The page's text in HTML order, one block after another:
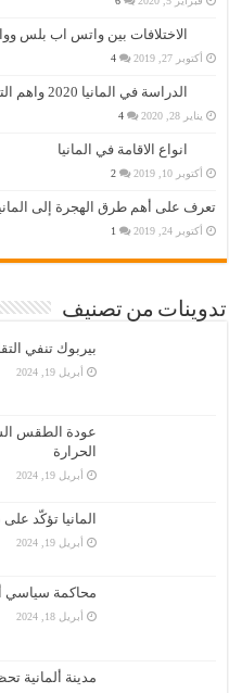
الاختلافات بين واتس اب بلس
أكتوبر 27, 2019 4
الدراسة في المانيا 2020 واهم التفاصيل عنها
يناير 28, 2020 4
انواع الاقامة في المانيا
أكتوبر 10, 2019 2
تعرف على أهم طرق الهجرة إلى المانيا
أكتوبر 24, 2019 1
تدوينات من تصنيف
بيربوك تنفي
أبريل 19, 2024
عودة الطقس
الحرارة
أبريل 19, 2024
المانيا تؤكّد
أبريل 19, 2024
محاكمة سياسي
أبريل 18, 2024
مدينة ألمانية